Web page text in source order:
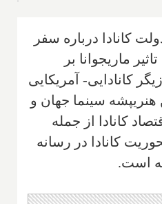
کانادا درباره سفر
ماریجوانا بر
کانادایی- آمریکایی
هنریپشه سینما جهان و
کانادا از جمله
کانادا در رسانه
است.